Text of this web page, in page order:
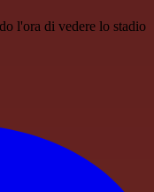
l'ora di vedere lo stadio